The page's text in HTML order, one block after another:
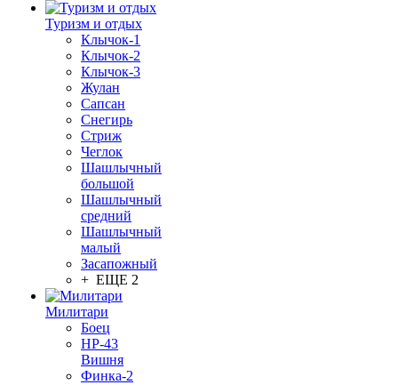
Туризм и отдых
Клычок-1
Клычок-2
Клычок-3
Жулан
Сапсан
Снегирь
Стриж
Чеглок
Шашлычный
большой
Шашлычный
средний
Шашлычный
малый
Засапожный
+ ЕЩЕ 2
Милитари
Боец
НР-43
Вишня
Финка-2